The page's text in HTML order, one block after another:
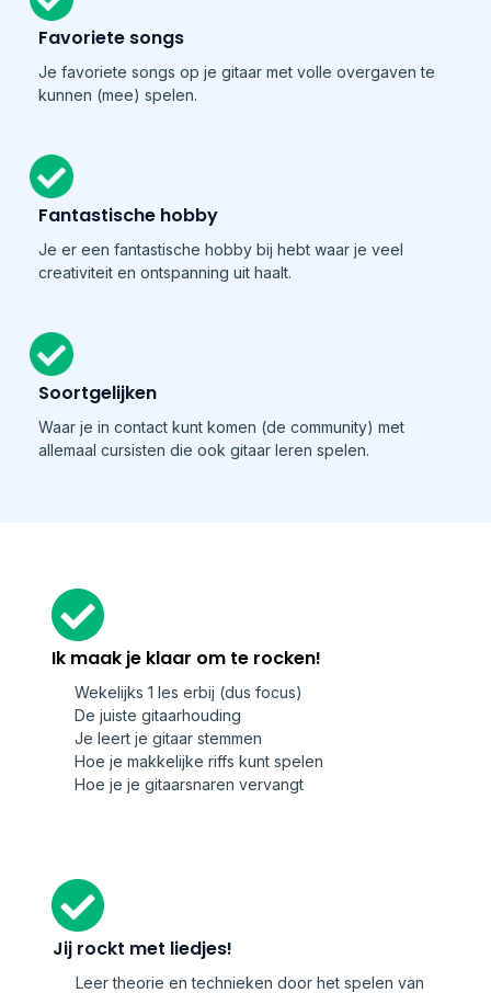
Favoriete songs
Je favoriete songs op je gitaar met volle overgaven te
kunnen (mee) spelen.
Fantastische hobby
Je er een fantastische hobby bij hebt waar je veel
creativiteit en ontspanning uit haalt.
Soortgelijken
Waar je in contact kunt komen (de community) met
allemaal cursisten die ook gitaar leren spelen.
Ik maak je klaar om te rocken!
Wekelijks 1 les erbij (dus focus)
De juiste gitaarhouding
Je leert je gitaar stemmen
Hoe je makkelijke riffs kunt spelen
Hoe je je gitaarsnaren vervangt
Jij rockt met liedjes!
Leer theorie en technieken door het spelen van